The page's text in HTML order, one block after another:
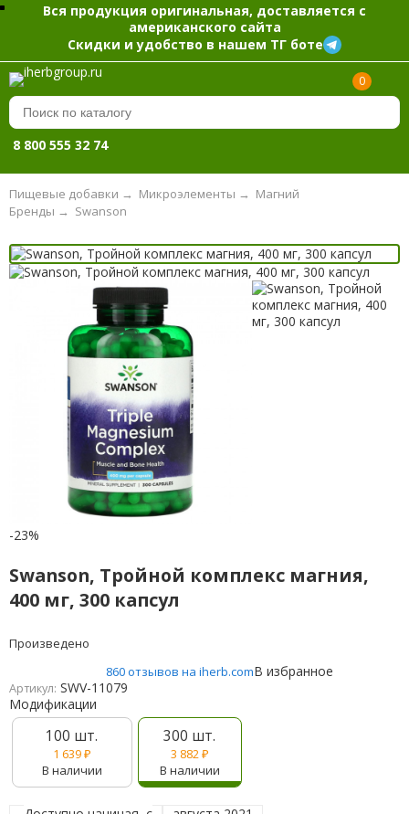
Вся продукция оригинальная, доставляется с
американского сайта
Скидки и удобство в нашем ТГ боте
0
8 800 555 32 74
Пищевые добавки → Микроэлементы → Магний
Swanson
Бренды →
-23%
Swanson, Тройной комплекс магния,
400 мг, 300 капсул
Произведено
860 отзывов на iherb.comВ избранное
Артикул: SWV-11079
Модификации
100 шт.
1 639₽
В наличии
300 шт.
3 882 ₽
В наличии